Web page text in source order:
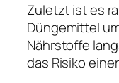
Zuletzt ist es
Düngemittel
Nährstoffe
das Risiko